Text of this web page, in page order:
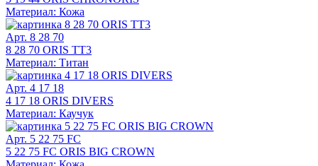
Материал: Кожа
Арт. 8 28 70
8 28 70 ORIS TT3
Материал: Титан
Арт. 4 17 18
4 17 18 ORIS DIVERS
Материал: Каучук
Арт. 5 22 75 FC
5 22 75 FC ORIS BIG CROWN